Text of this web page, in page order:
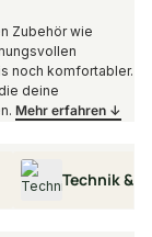
Zubehör wie
noch komfortabler.
deine
Mehr erfahren ↓
Technik &